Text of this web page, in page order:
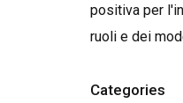
positiva per
ruoli e dei
Categories